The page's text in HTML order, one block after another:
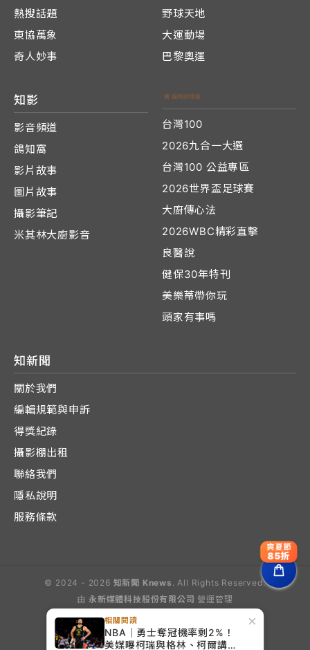
×
相關閱讀
NBA｜勇士奪冠機率剩2%！
美媒曝柯瑞與格林、柯爾講
熱搜話題
東協萬象
奇人妙事
野球天地
大運動場
巴黎奧運
知影
影音頻道
鴿知窩
影片故事
圖片故事
攝影筆記
米其林大廚影音
台灣100
2026九合一大選
台灣100 公益專區
2026世界盃足球賽
大廚傳心法
2026WBC精彩直擊
良醫說
健保30年特刊
美樂蒂帶你玩
頭家有事嗎
知新聞
關於我們
編輯規範與申訴
得獎紀錄
攝影棚出租
聯絡我們
隱私說明
服務條款
© 2024 - 2026 知新聞 Knews . All Rights Reserved.
由 永新媒體科技股份有限公司 營運管理
爽夏節
85折